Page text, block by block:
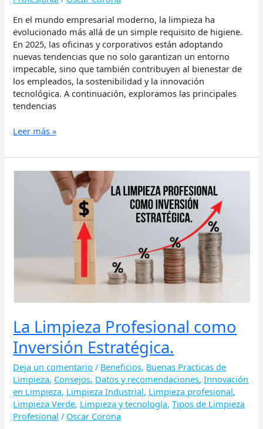
En el mundo empresarial moderno, la limpieza ha
evolucionado más allá de un simple requisito de higiene.
En 2025, las oficinas y corporativos están adoptando
nuevas tendencias que no solo garantizan un entorno
impecable, sino que también contribuyen al bienestar de
los empleados, la sostenibilidad y la innovación
tecnológica. A continuación, exploramos las principales
tendencias
Leer más »
La Limpieza Profesional como
Inversión Estratégica.
Deja un comentario / Beneficios, Buenas Practicas de
Limpieza, Consejos, Datos y recomendaciones,Innovación
en Limpieza, Limpieza Industrial, Limpieza profesional,
Limpieza Verde, Limpieza y tecnología,Tipos de Limpieza
Profesional / Oscar Corona